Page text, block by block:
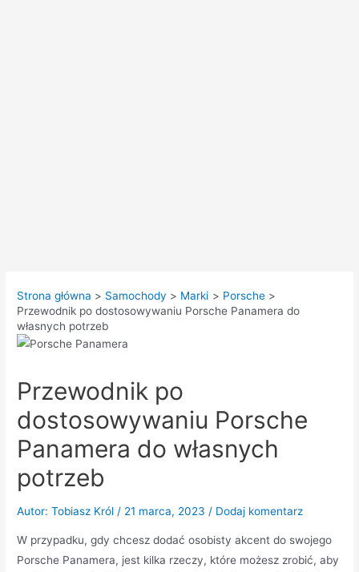
Strona główna Samochody Marki
Porsche
Przewodnik po dostosowywaniu Porsche Panamera do
własnych potrzeb
Przewodnik po
dostosowywaniu Porsche
Panamera do własnych
potrzeb
Autor: Tobiasz Król / 21 marca, 2023 / Dodaj komentarz
W przypadku, gdy chcesz dodać osobisty akcent do swojego
Porsche Panamera, jest kilka rzeczy, które możesz zrobić, aby